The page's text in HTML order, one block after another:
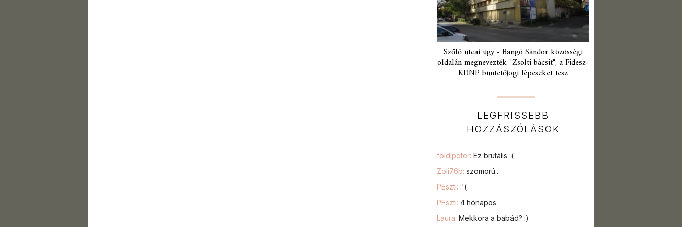
Szőlő utcai ügy - Bangó Sándor közösségi
oldalán megnevezték "Zsolti bácsit", a Fidesz-
KDNP büntetőjogi lépeseket tesz
LEGFRISSEBB
HOZZÁSZÓLÁSOK
foldipeter: Ez brutális :(
Zoli76b: szomorú...
PEszti: :'(
PEszti: 4 hónapos
Laura: Mekkora a babád? :)